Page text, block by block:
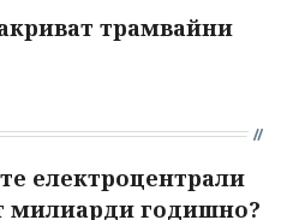
трамвайни
електроцентрали
милиарди годишно?